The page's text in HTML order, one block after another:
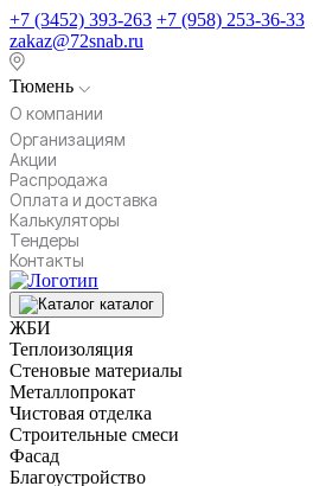
+7 (3452) 393-263 +7 (958) 253-36-33
zakaz@72snab.ru
Тюмень
О компании
Организациям
Акции
Распродажа
Оплата и доставка
Калькуляторы
Тендеры
Контакты
каталог
ЖБИ
Теплоизоляция
Стеновые материалы
Металлопрокат
Чистовая отделка
Строительные смеси
Фасад
Благоустройство